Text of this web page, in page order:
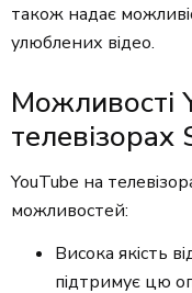
також надає
улюблених відео.
Можливості
телевізорах
YouTube на
можливостей:
Висока якість
підтримує цю